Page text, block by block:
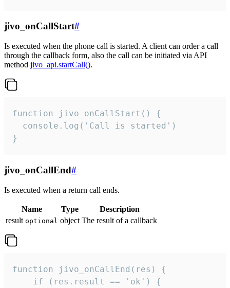
jivo_onCallStart#
Is executed when the phone call is started. A client can order a call
through the callback form, also the call can be initiated via API
method jivo_api.startCall().
function jivo_onCallStart() {
  console.log('Call is started')
}
jivo_onCallEnd#
Is executed when a return call ends.
Name Type
Description
result optional object The result of a callback
function jivo_onCallEnd(res) {
    if (res.result == 'ok') {